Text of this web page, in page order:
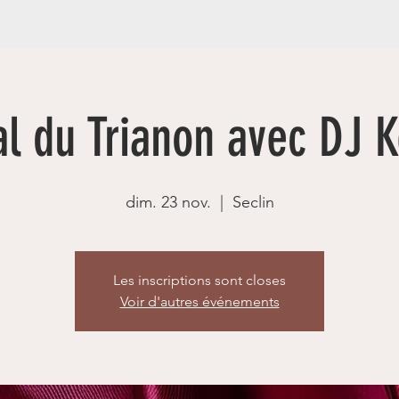
du Trianon avec DJ
dim. 23 nov. Seclin
Les inscriptions sont closes
Voir d'autres événements